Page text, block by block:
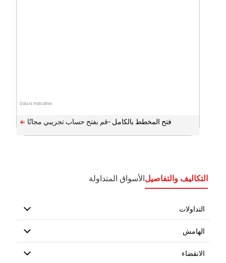
Data is indicative
فتح المخطط بالكامل -
التكاليف والتفاصيلالأسواق المتداولة